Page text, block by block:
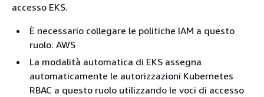
accesso EKS.
È necessario collegare le politiche IAM a questo
ruolo. AWS
La modalità automatica di EKS assegna
automaticamente le autorizzazioni Kubernetes
RBAC a questo ruolo utilizzando le voci di accesso